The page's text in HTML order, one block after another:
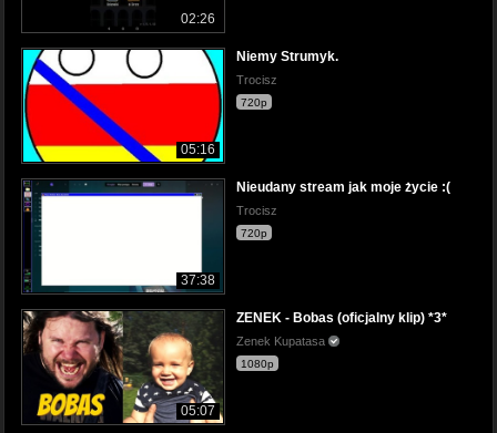
02:26
05:16
Niemy Strumyk.
Trocisz
720p
37:38
Nieudany stream jak moje życie :(
Trocisz
720p
05:07
ZENEK - Bobas (oficjalny klip) *3*
Zenek Kupatasa
1080p